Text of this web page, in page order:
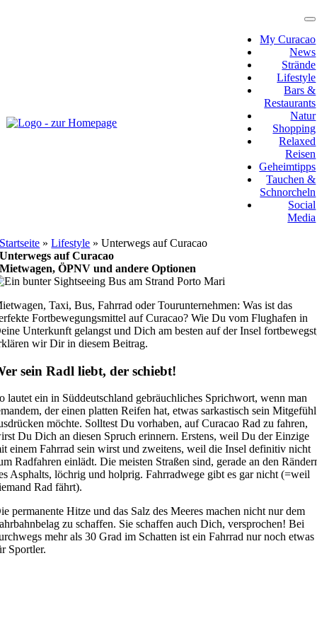
My Curacao
News
Strände
Lifestyle
Bars &
Restaurants
Natur
Shopping
Relaxed
Reisen
Geheimtipps
Tauchen &
Schnorcheln
Social
Media
Startseite »Lifestyle »Unterwegs auf Curacao
Unterwegs auf Curacao
Mietwagen, ÖPNV und andere Optionen
ietwagen, Taxi, Bus, Fahrrad oder Tourunternehmen: Was ist das
Fortbewegungsmittel auf Curacao? Wie Du vom Flughafen in
Unterkunft gelangst und Dich am besten auf der Insel
wir Dir in diesem Beitrag.
sein Radl liebt, der schiebt!
lautet ein in Süddeutschland gebräuchliches Sprichwort, wenn man
der einen platten Reifen hat, etwas sarkastisch sein Mitgefühl
möchte. Solltest Du vorhaben, auf Curacao Rad zu fahren,
Du Dich an diesen Spruch erinnern. Erstens, weil Du der Einzige
einem Fahrrad sein wirst und zweitens, weil die Insel definitiv nicht
Radfahren einlädt. Die meisten Straßen sind, gerade an den
Asphalts, löchrig und holprig. Fahrradwege gibt es gar nicht (=weil
Rad fährt).
permanente Hitze und das Salz des Meeres machen nicht nur dem
zu schaffen. Sie schaffen auch Dich, versprochen! Bei
mehr als 30 Grad im Schatten ist ein Fahrrad nur noch etwas
Sportler.